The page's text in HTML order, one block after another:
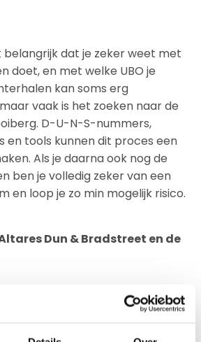
belangrijk dat je zeker weet met
doet, en met welke UBO je
kan soms erg
vaak is het zoeken naar de
D-U-N-S-nummers,
en tools kunnen dit proces een
Als je daarna ook nog de
ben je volledig zeker van een
en loop je zo min mogelijk risico.
Dun & Bradstreet en de
partner van het Dun &
zakelijke database ter